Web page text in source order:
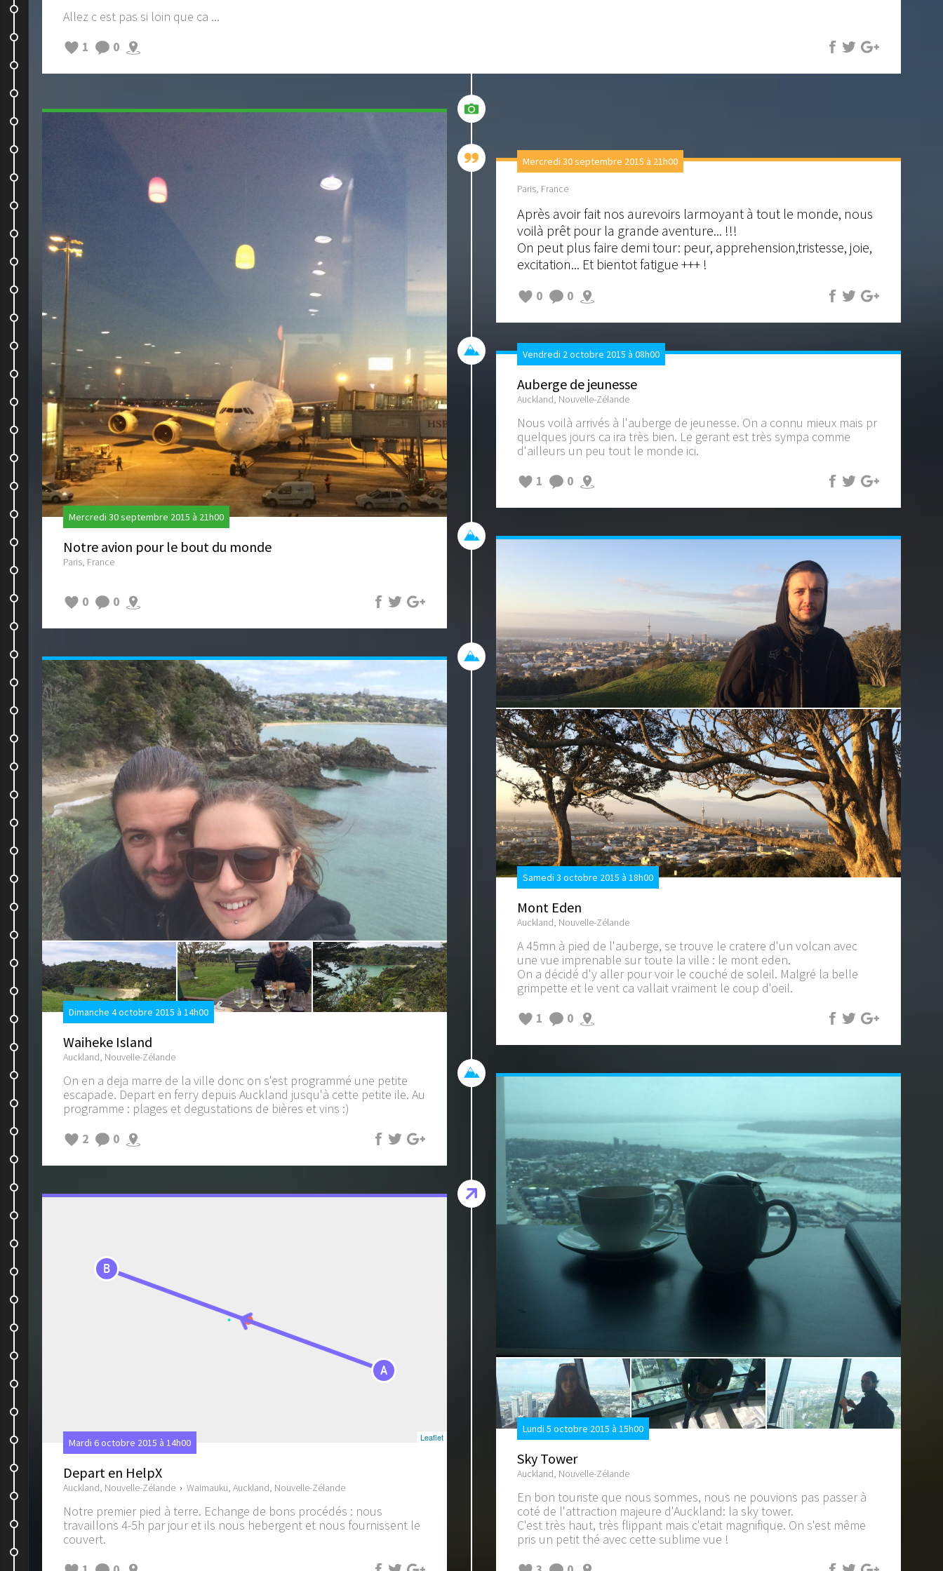
On the sea and on the road !
Changement de programme !
Sur la route
Notre premier boulot en NZ
Fini les kiwis
Une petite semaine dans la...
Journée cascades
On evite la pluie !
Cathedral Cove
Castel Rock
The Pinnacles
On a de la visite
Ballade dans le Coromandel
Coromandel again
Hobbiton and Rotorua
Waitomo cave
Skydive !
En route pour le sud
Le ferry
En route pour Abel Tasman
Une journée fabuleuse
On descend sur la West Coast
Une jolie journée
En avant direction Kaikoura
Whale Watch
Dernier jour pour les parents
Retour dans l'ile du nord
Les trésors cachés de New...
Trip dans les caves
Barbottage dans la rivière
Allez c est pas si loin que ca ...
1
0
Mercredi 30 septembre 2015 à 21h00
Notre avion pour le bout du monde
Paris, France
0 0
Mercredi 30 septembre 2015 à 21h00
Paris, France
Après avoir fait nos aurevoirs larmoyant à tout le monde, nous
voilà prêt pour la grande aventure... !!!
On peut plus faire demi tour: peur, apprehension,tristesse, joie,
excitation... Et bientot fatigue +++ !
0 0
Vendredi 2 octobre 2015 à 08h00
Auberge de jeunesse
Auckland, Nouvelle-Zélande
Nous voilà arrivés à l'auberge de jeunesse. On a connu mieux mais pr
quelques jours ca ira très bien. Le gerant est très sympa comme
d'ailleurs un peu tout le monde ici.
1
0
Samedi 3 octobre 2015 à 18h00
Mont Eden
Auckland, Nouvelle-Zélande
A 45mn à pied de l'auberge, se trouve le cratere d'un volcan avec
une vue imprenable sur toute la ville : le mont eden.
On a décidé d'y aller pour voir le couché de soleil. Malgré la belle
grimpette et le vent ca vallait vraiment le coup d'oeil.
1
0
Dimanche 4 octobre 2015 à 14h00
Waiheke Island
Auckland, Nouvelle-Zélande
On en a deja marre de la ville donc on s'est programmé une petite
escapade. Depart en ferry depuis Auckland jusqu'à cette petite ile. Au
programme : plages et degustations de bières et vins :)
2
0
Lundi 5 octobre 2015 à 15h00
Sky Tower
Auckland, Nouvelle-Zélande
En bon touriste que nous sommes, nous ne pouvions pas passer à
coté de l'attraction majeure d'Auckland: la sky tower.
C'est très haut, très flippant mais c'etait magnifique. On s'est même
pris un petit thé avec cette sublime vue !
A
B
Leaflet
Mardi 6 octobre 2015 à 14h00
Depart en HelpX
Auckland, Nouvelle-Zélande › Waimauku, Auckland, Nouvelle-Zélande
Notre premier pied à terre. Echange de bons procédés : nous
travaillons 4-5h par jour et ils nous hebergent et nous fournissent le
couvert.